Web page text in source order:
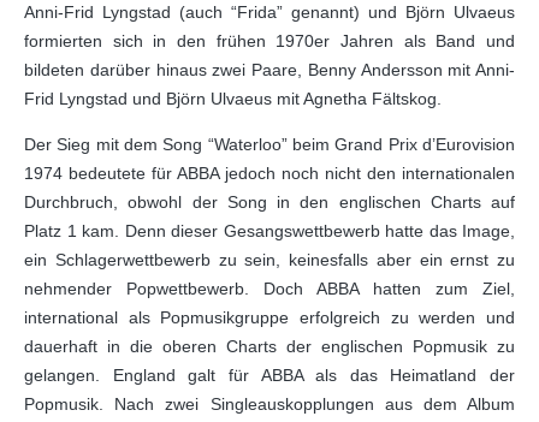
Anni-Frid Lyngstad (auch “Frida” genannt) und Björn Ulvaeus
formierten sich in den frühen 1970er Jahren als Band und
bildeten darüber hinaus zwei Paare, Benny Andersson mit Anni-
Frid Lyngstad und Björn Ulvaeus mit Agnetha Fältskog.
Der Sieg mit dem Song “Waterloo” beim Grand Prix d’Eurovision
1974 bedeutete für ABBA jedoch noch nicht den internationalen
Durchbruch, obwohl der Song in den englischen Charts auf
Platz 1 kam. Denn dieser Gesangswettbewerb hatte das Image,
ein Schlagerwettbewerb zu sein, keinesfalls aber ein ernst zu
nehmender Popwettbewerb. Doch ABBA hatten zum Ziel,
international als Popmusikgruppe erfolgreich zu werden und
dauerhaft in die oberen Charts der englischen Popmusik zu
gelangen. England galt für ABBA als das Heimatland der
Popmusik. Nach zwei Singleauskopplungen aus dem Album